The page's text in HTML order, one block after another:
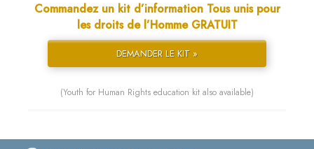
Commandez un kit d’information Tous unis pour
les droits de l’Homme GRATUIT
DEMANDER LE KIT »
(Youth for Human Rights education kit also available)